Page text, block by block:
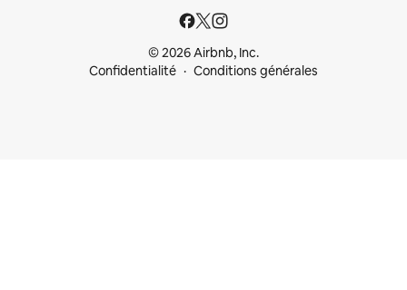
© 2026 Airbnb, Inc.
Confidentialité
Conditions générales